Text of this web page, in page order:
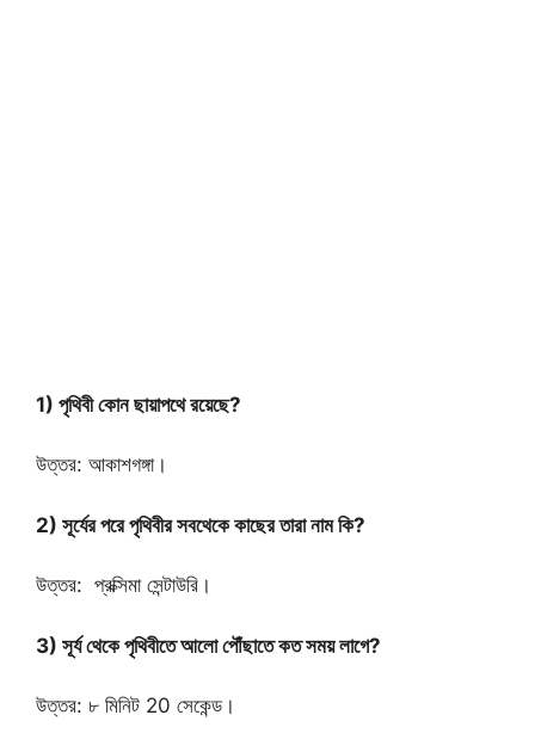
1) পৃথিবী কোন ছায়াপথে রয়েছে?
উত্তর: আকাশগঙ্গা।
2) সূর্যের পরে পৃথিবীর সবথেকে কাছের তারা নাম কি?
উত্তর: প্রক্সিমা সেন্টাউরি।
3) সূর্য থেকে পৃথিবীতে আলো পৌঁছাতে কত সময় লাগে?
উত্তর: ৮ মিনিট 20 সেকেন্ড।